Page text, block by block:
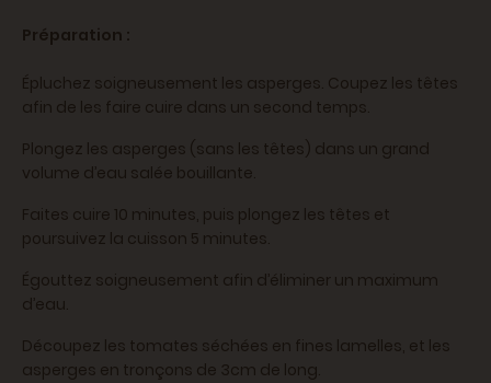
Préparation :
Épluchez soigneusement les asperges. Coupez les têtes
afin de les faire cuire dans un second temps.
Plongez les asperges (sans les têtes) dans un grand
volume d’eau salée bouillante.
Faites cuire 10 minutes, puis plongez les têtes et
poursuivez la cuisson 5 minutes.
Égouttez soigneusement afin d’éliminer un maximum
d’eau.
Découpez les tomates séchées en fines lamelles, et les
asperges en tronçons de 3cm de long.